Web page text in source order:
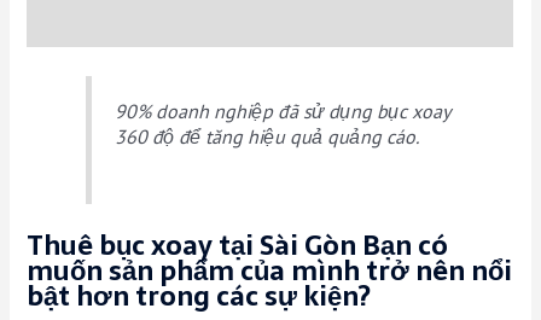
Chuyên
90% doanh nghiệp đã sử dụng bục xoay
360 độ để tăng hiệu quả quảng cáo.
Thuê bục xoay tại Sài Gòn Bạn có
muốn sản phẩm của mình trở nên nổi
bật hơn trong các sự kiện?